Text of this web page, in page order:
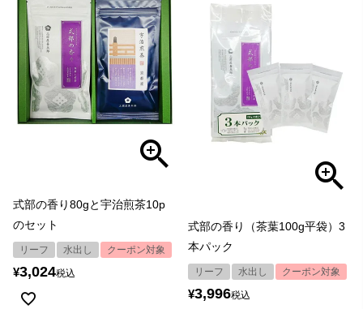
式部の香り80gと宇治煎茶10p
のセット
リーフ 水出し クーポン対象
¥3,024税込
式部の香り（茶葉100g平袋）3
本パック
リーフ 水出し クーポン対象
¥3,996税込